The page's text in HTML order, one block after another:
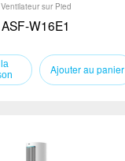
Ventilateur sur Pied
ASF-W16E1
Ajouter au panier